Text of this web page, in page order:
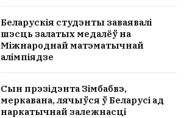
Беларускія студэнты заваявалі
шэсць залатых медалёў на
Міжнароднай матэматычнай
алімпіядзе
Сын прэзідэнта Зімбабвэ,
меркавана, лячыўся ў Беларусі ад
наркатычнай залежнасці